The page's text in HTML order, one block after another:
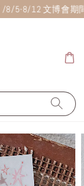
8/5-8/12 文博會期